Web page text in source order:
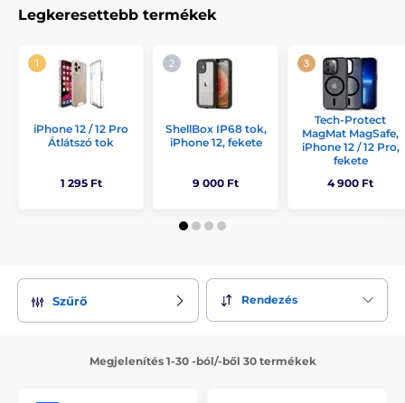
Legkeresettebb termékek
iPhone 12 / 12 Pro
Átlátszó tok
1 295 Ft
ShellBox IP68 tok,
iPhone 12, fekete
9 000 Ft
Tech-Protect
MagMat MagSafe,
iPhone 12 / 12 Pro,
fekete
4 900 Ft
Szűrő Rendezés
Megjelenítés 1-30 -ból/-ből 30 termékek